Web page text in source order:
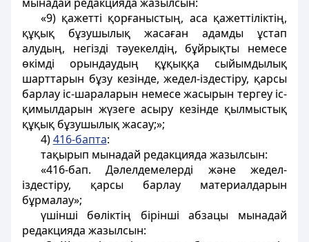
«9) қажеттi қорғаныстың, аса қажеттiлiктің,
құқық бұзушылық жасаған адамды ұстап
алудың, негізді тәуекелдің, бұйрықты немесе
өкiмдi орындаудың құқыққа сыйымдылық
шарттарын бұзу кезінде, жедел-іздестіру, қарсы
барлау іс-шараларын немесе жасырын тергеу іс-
қимылдарын жүзеге асыру кезінде қылмыстық
құқық бұзушылық жасау;»;
4)416-бапта:
тақырып мынадай редакцияда жазылсын:
«416-бап. Дәлелдемелерді және жедел-
іздестіру, қарсы барлау материалдарын
бұрмалау»;
үшінші бөліктің бірінші абзацы мынадай
редакцияда жазылсын: